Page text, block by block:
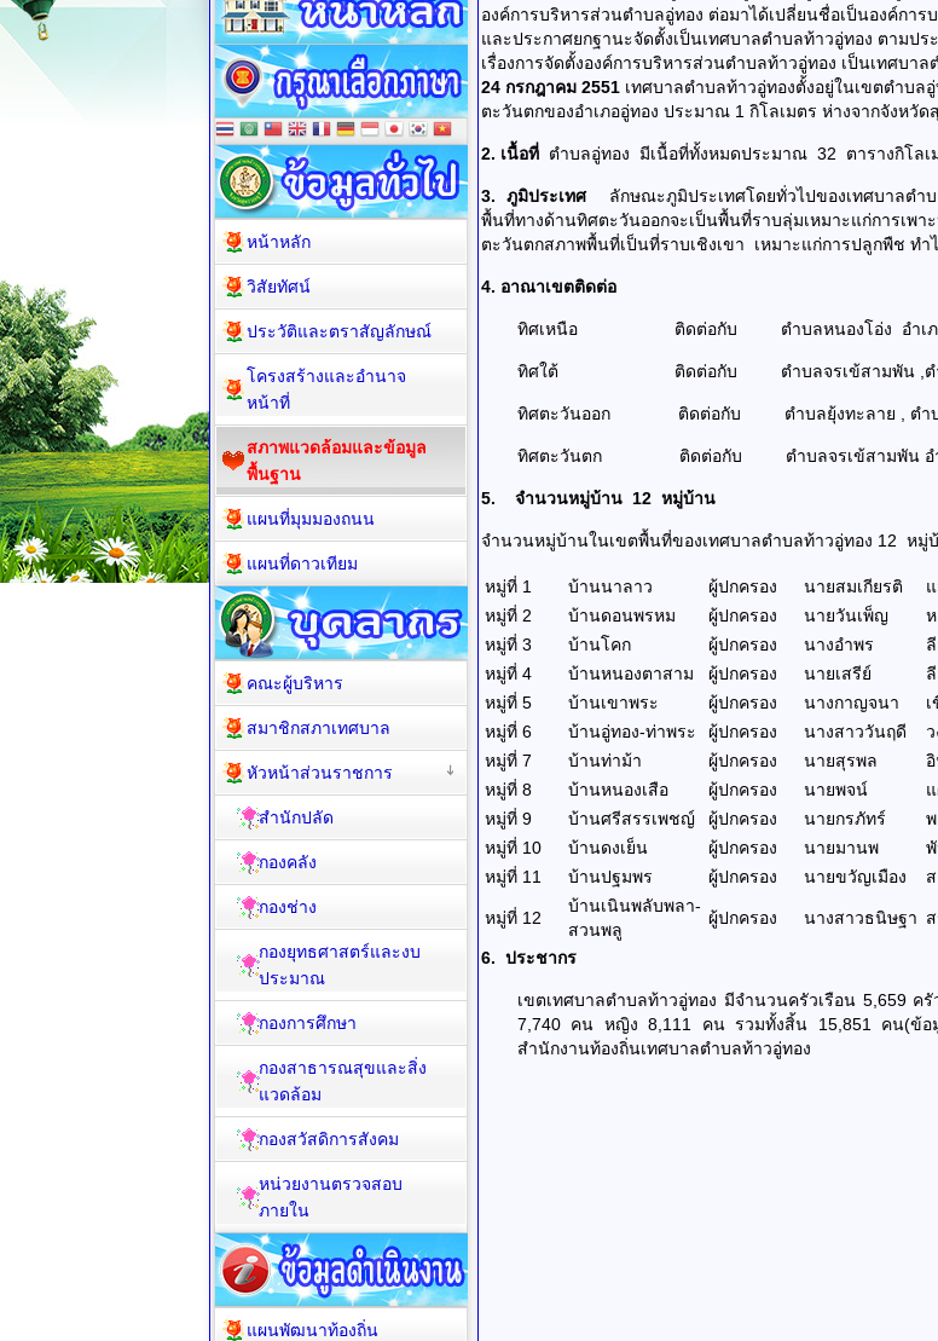
องค์การบริหารส่วนตำบลอู่ทอง ต่อมาได้เปลี่ยนชื่อเป็นองค์การ
และประกาศยกฐานะจัดตั้งเป็นเทศบาลตำบลท้าวอู่ทอง ตามปร
เรื่องการจัดตั้งองค์การบริหารส่วนตำบลท้าวอู่ทอง เป็นเทศบาล
24 กรกฎาคม 2551 เทศบาลตำบลท้าวอู่ทองตั้งอยู่ในเขตตำบล
ตะวันตกของอำเภออู่ทอง ประมาณ 1 กิโลเมตร ห่างจากจังหวั
2. เนื้อที่ ตำบลอู่ทอง มีเนื้อที่ทั้งหมดประมาณ 32 ตารางกิโลเ
3. ภูมิประเทศ ลักษณะภูมิประเทศโดยทั่วไปของเทศบาลต
พื้นที่ทางด้านทิศตะวันออกจะเป็นพื้นที่ราบลุ่มเหมาะแก่การเ
ตะวันตกสภาพพื้นที่เป็นที่ราบเชิงเขา เหมาะแก่การปลูกพืช ทำ
4. อาณาเขตติดต่อ
ทิศเหนือ ติดต่อกับ ตำบลหนองโอ่ง อำเภอ
ทิศใต้ ติดต่อกับ ตำบลจรเข้สามพัน ,ตำบลยุ้
ทิศตะวันออก ติดต่อกับ ตำบลยุ้งทะลาย , ตำบลก
ทิศตะวันตก ติดต่อกับ ตำบลจรเข้สามพัน อำเ
5. จำนวนหมู่บ้าน 12 หมู่บ้าน
จำนวนหมู่บ้านในเขตพื้นที่ของเทศบาลตำบลท้าวอู่ทอง 12 หมู่
หมู่ที่ 1 บ้านนาลาว ผู้ปกครอง นายสมเกียรติ
หมู่ที่ 2
บ้านดอนพรหม ผู้ปกครอง นายวันเพ็ญ
หมู่ที่ 3
บ้านโคก ผู้ปกครอง นางอำพร
หมู่ที่ 4
บ้านหนองตาสาม ผู้ปกครอง นายเสรีย์
หมู่ที่ 5
บ้านเขาพระ ผู้ปกครอง นางกาญจนา
หมู่ที่ 6
บ้านอู่ทอง-ท่าพระ ผู้ปกครอง นางสาววันฤดี
หมู่ที่ 7
บ้านท่าม้า ผู้ปกครอง นายสุรพล
หมู่ที่ 8
บ้านหนองเสือ ผู้ปกครอง นายพจน์
หมู่ที่ 9
บ้านศรีสรรเพชญ์ ผู้ปกครอง นายกรภัทร์
หมู่ที่ 10
บ้านดงเย็น ผู้ปกครอง นายมานพ
หมู่ที่ 11
บ้านปฐมพร ผู้ปกครอง นายขวัญเมือง
หมู่ที่ 12
บ้านเนินพลับพลา-
สวนพลู
ผู้ปกครอง นางสาวธนิษฐา
6. ประชากร
เขตเทศบาลตำบลท้าวอู่ทอง มีจำนวนครัวเรือน 5,659 ค
7,740 คน หญิง 8,111 คน รวมทั้งสิ้น 15,851 คน(ข้
สำนักงานท้องถิ่นเทศบาลตำบลท้าวอู่ทอง
หน้าหลัก
วิสัยทัศน์
ประวัติและตราสัญลักษณ์
โครงสร้างและอำนาจ
หน้าที่
สภาพแวดล้อมและข้อมูล
พื้นฐาน
แผนที่มุมมองถนน
แผนที่ดาวเทียม
คณะผู้บริหาร
สมาชิกสภาเทศบาล
หัวหน้าส่วนราชการ
สำนักปลัด
กองคลัง
กองช่าง
กองยุทธศาสตร์และงบ
ประมาณ
กองการศึกษา
กองสาธารณสุขและสิ่ง
แวดล้อม
กองสวัสดิการสังคม
หน่วยงานตรวจสอบ
ภายใน
แผนพัฒนาท้องถิ่น